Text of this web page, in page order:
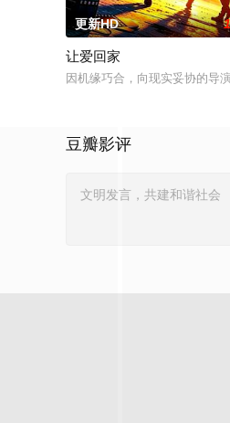
更新HD
让爱回家
因机缘巧合，向现实妥协的导
豆瓣影评